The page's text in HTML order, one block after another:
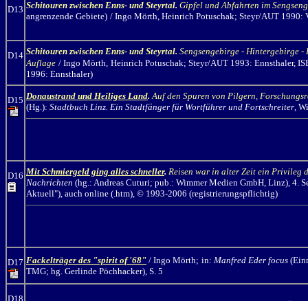
D13 Schitouren zwischen Enns- und Steyrtal. Gipfel und Abfahrten im
angrenzende Gebiete) / Ingo Mörth, Heinrich Potuschak; Steyr/AUT 1990:
D14 Schitouren zwischen Enns- und Steyrtal. Sengsengebirge - Hintergebirge
Auflage / Ingo Mörth, Heinrich Potuschak; Steyr/AUT 1993: Ennsthaler,
1996: Ennsthaler)
D15 Donaustrand und Heiliges Land. Auf den Spuren von Pilgern,
(Hg.): Stadtbuch Linz. Ein Stadtfänger für Wortführer und Fortschreiter,
D16 Mit Schmiergeld ging alles schneller. Reisen war in alter Zeit ein Privileg
Nachrichten (hg.: Andreas Cuturi; pub.: Wimmer Medien GmbH, Linz), 4.
Aktuell"), auch online (.htm), © 1993-2006 (registrierungspflichtig)
D17 Fackelträger des "spirit of '68" / Ingo Mörth; in: Manfred Eder focus
TMG; hg. Gerlinde Pöchhacker), S. 5
D18